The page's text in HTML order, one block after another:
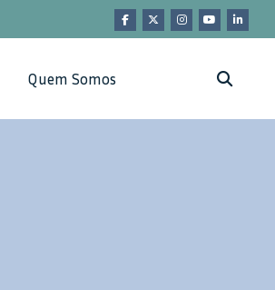
Quem Somos